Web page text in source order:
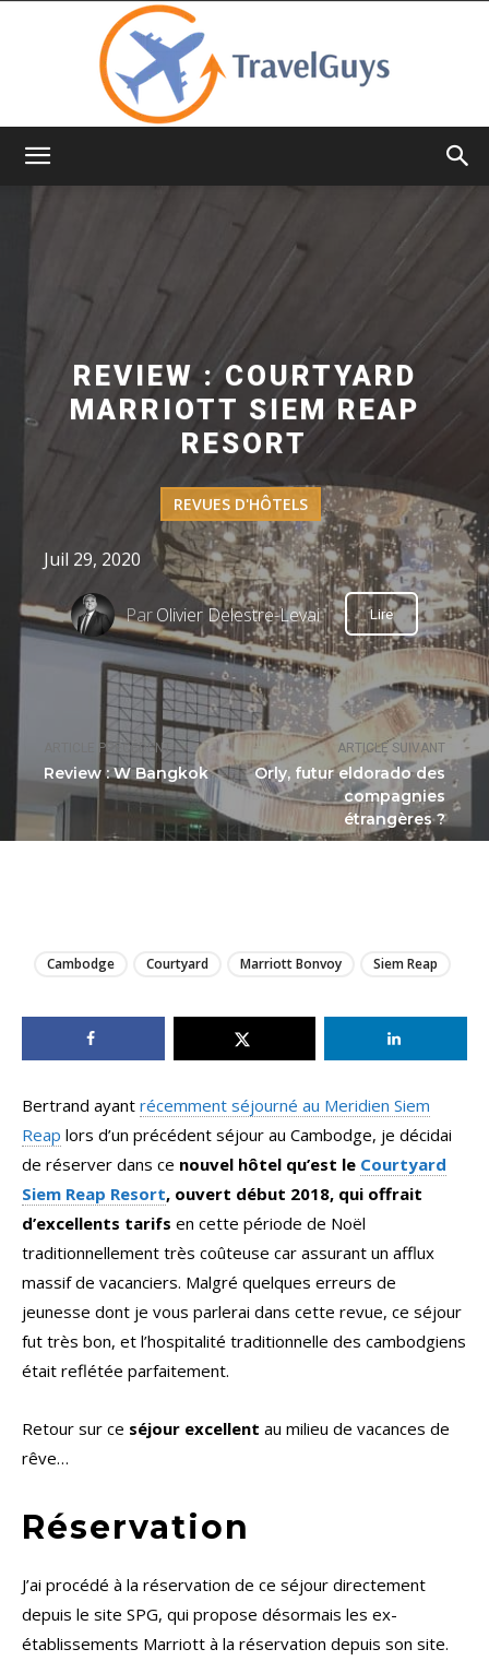
ARTICLE PRÉCÉDENT
Review : W Bangkok
ARTICLE SUIVANT
Orly, futur eldorado des
compagnies
étrangères ?
REVIEW : COURTYARD
MARRIOTT SIEM REAP
RESORT
REVUES D'HÔTELS
Juil 29, 2020
ParOlivier Delestre-Levai Lire
Cambodge Courtyard Marriott Bonvoy Siem Reap
Bertrand ayant récemment séjourné au Meridien Siem
Reap lors d’un précédent séjour au Cambodge, je décidai
de réserver dans ce nouvel hôtel qu’est le Courtyard
Siem Reap Resort, ouvert début 2018, qui offrait
d’excellents tarifs en cette période de Noël
traditionnellement très coûteuse car assurant un afflux
massif de vacanciers. Malgré quelques erreurs de
jeunesse dont je vous parlerai dans cette revue, ce séjour
fut très bon, et l’hospitalité traditionnelle des cambodgiens
était reflétée parfaitement.
Retour sur ce séjour excellent au milieu de vacances de
rêve…
Réservation
J’ai procédé à la réservation de ce séjour directement
depuis le site SPG, qui propose désormais les ex-
établissements Marriott à la réservation depuis son site.